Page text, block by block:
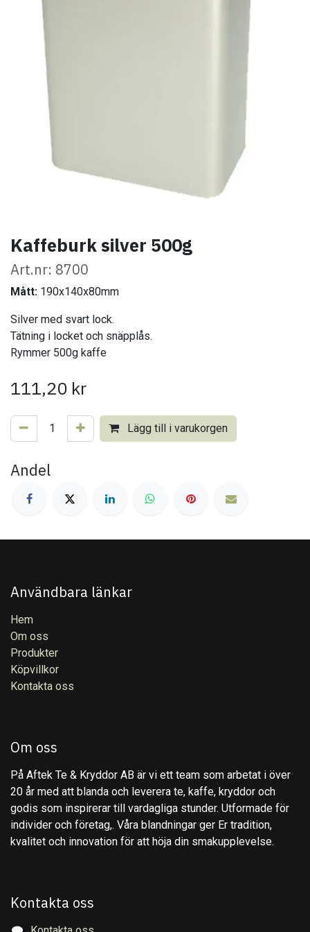
Kaffeburk silver 500g
Art.nr: 8700
Mått: 190x140x80mm
Silver med svart lock.
Tätning i locket och snäpplås.
Rymmer 500g kaffe
111,20 kr
Lägg till i varukorgen
Andel
Användbara länkar
Hem
Om oss
Produkter
Köpvillkor
Kontakta oss
Om oss
På Aftek Te & Kryddor AB är vi ett team som arbetat i över
20 år med att blanda och leverera te, kaffe, kryddor och
godis som inspirerar till vardagliga stunder. Utformade för
individer och företag,. Våra blandningar ger Er tradition,
kvalitet och innovation för att höja din smakupplevelse.
Kontakta oss